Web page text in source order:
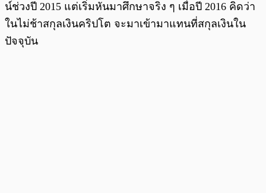
น์ช่วงปี 2015 แต่เริ่มหันมาศึกษาจริง ๆ เมื่อปี 2016 คิดว่า
ในไม่ช้าสกุลเงินคริปโต จะมาเข้ามาแทนที่สกุลเงินใน
ปัจจุบัน